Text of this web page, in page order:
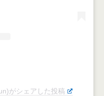
がシェアした投稿